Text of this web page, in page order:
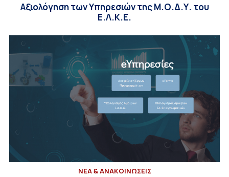
Αξιολόγηση των Υπηρεσιών της Μ.Ο.Δ.Υ. του
Ε.Λ.Κ.Ε.
ΝΕΑ & ΑΝΑΚΟΙΝΩΣΕΙΣ